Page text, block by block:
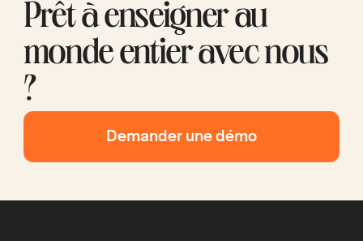
Prêt à enseigner au
monde entier avec nous
?
Demander une démo